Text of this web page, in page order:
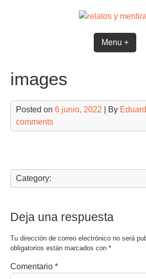
Menu +
images
Posted on 6 junio, 2022 | By
comments
Category:
Deja una respuesta
Tu dirección de correo electrónico no será
obligatorios están marcados con *
Comentario *